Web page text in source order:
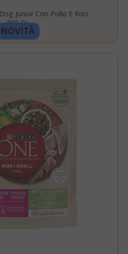
NOVITÀ
Junior Con Pollo E Riso
800 Gr